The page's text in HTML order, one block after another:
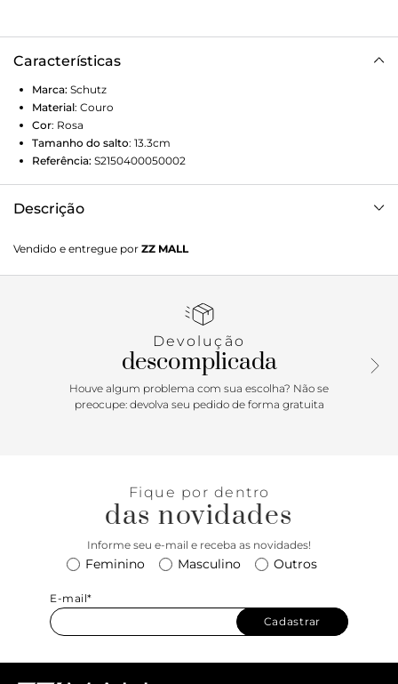
Características
Marca: Schutz
Material: Couro
Cor: Rosa
Tamanho do salto: 13.3cm
Referência: S2150400050002
Descrição
com tiras e amarrações que deixam o modelo ainda mais
sexy e glam. O tom de rosa candy, por sua vez, dá aquele
Vendido e entregue por ZZ MALL
Devolução
descomplicada
Houve algum problema com sua escolha? Não se
preocupe: devolva seu pedido de forma gratuita
Fique por dentro
das novidades
Informe seu e-mail e receba as novidades!
Feminino Masculino Outros
E-mail*
Cadastrar